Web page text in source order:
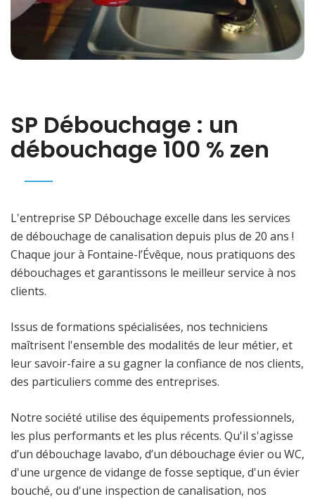
SP Débouchage : un
débouchage 100 % zen
L'entreprise SP Débouchage excelle dans les services
de débouchage de canalisation depuis plus de 20 ans !
Chaque jour à Fontaine-l’Évêque, nous pratiquons des
débouchages et garantissons le meilleur service à nos
clients.
Issus de formations spécialisées, nos techniciens
maîtrisent l'ensemble des modalités de leur métier, et
leur savoir-faire a su gagner la confiance de nos clients,
des particuliers comme des entreprises.
Notre société utilise des équipements professionnels,
les plus performants et les plus récents. Qu'il s'agisse
d’un débouchage lavabo, d’un débouchage évier ou WC,
d'une urgence de vidange de fosse septique, d'un évier
bouché, ou d'une inspection de canalisation, nos